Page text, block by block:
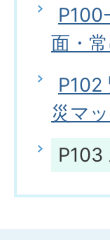
面・
P102
災マ
P103